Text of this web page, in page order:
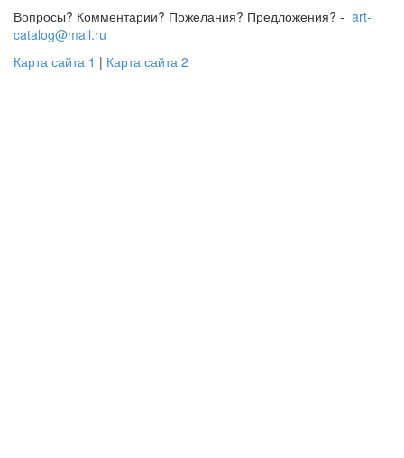
Вопросы? Комментарии? Пожелания? Предложения? - art-
catalog@mail.ru
Карта сайта 1 | Карта сайта 2